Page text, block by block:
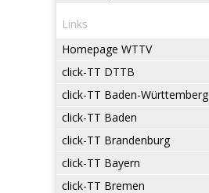
Links
Homepage WTTV
click-TT DTTB
click-TT Baden-Württemberg
click-TT Baden
click-TT Brandenburg
click-TT Bayern
click-TT Bremen